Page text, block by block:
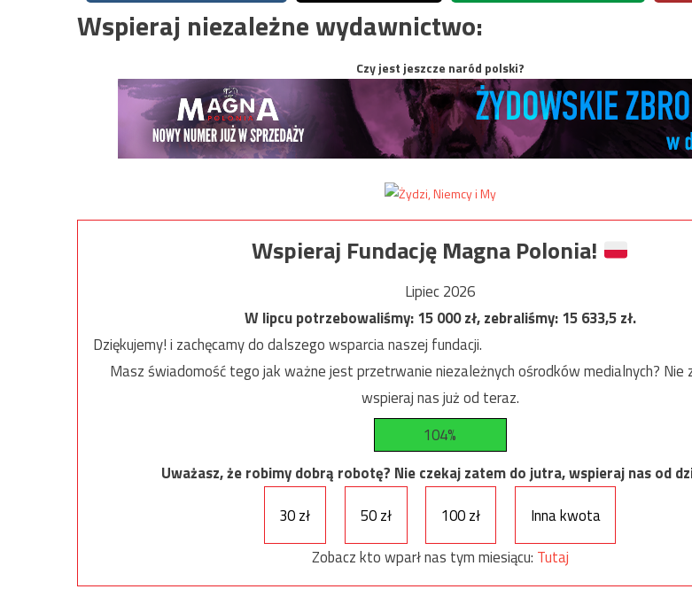
Wspieraj niezależne wydawnictwo:
Czy jest jeszcze naród polski?
Wspieraj Fundację Magna Polonia!
Lipiec 2026
W lipcu potrzebowaliśmy:15 000zł, zebraliśmy:15 633,5zł.
Dziękujemy! i zachęcamy do dalszego wsparcia naszej fundacji.
Masz świadomość tego jak ważne jest przetrwanie niezależnych ośrodków medialnych? Nie
wspieraj nas już od teraz.
104%
Uważasz, że robimy dobrą robotę? Nie czekaj zatem do jutra, wspieraj nas od
30 zł
50 zł 100 zł
Inna kwota
Zobacz kto wparł nas tym miesiącu: Tutaj